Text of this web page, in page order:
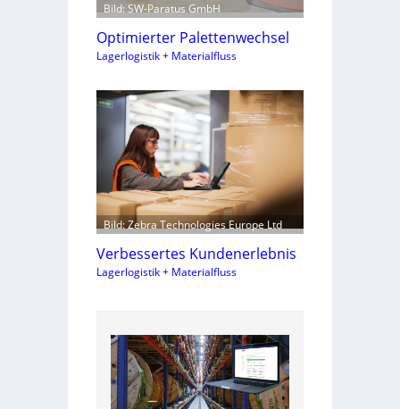
Bild: SW-Paratus GmbH
Optimierter Palettenwechsel
Lagerlogistik + Materialfluss
Bild: Zebra Technologies Europe Ltd
Verbessertes Kundenerlebnis
Lagerlogistik + Materialfluss